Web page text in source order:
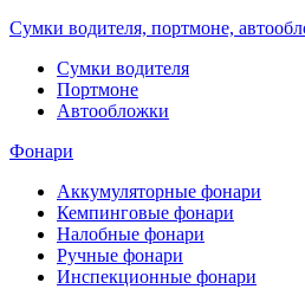
Сумки водителя, портмоне,
Cумки водителя
Портмоне
Автообложки
Фонари
Аккумуляторные фонари
Кемпинговые фонари
Налобные фонари
Ручные фонари
Инспекционные фонари